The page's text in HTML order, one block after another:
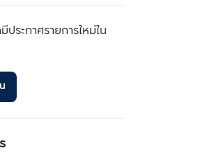
ระกาศรายการใหม่ใน